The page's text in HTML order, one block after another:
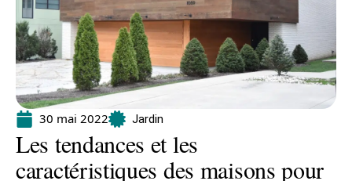
30 mai 2022 Jardin
Les tendances et les
caractéristiques des maisons pour